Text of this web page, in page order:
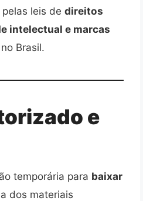
leis de direitos
intelectual e marcas
Brasil.
e
temporária para baixar
dos materiais